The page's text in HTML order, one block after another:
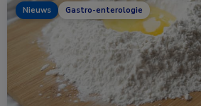
Nieuws Gastro-enterologie